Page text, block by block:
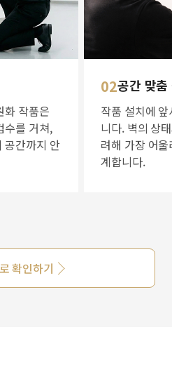
화 작품은
수를 거쳐,
공간까지 안
02공간 맞
작품 설치에
니다. 벽의 상
려해 가장 어
계합니다.
확인하기